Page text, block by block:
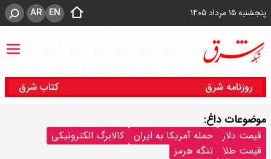
پنجشنبه ۱۵ مرداد ۱۴۰۵ EN
AR
روزنامه شرق کتاب شرق
موضوعات داغ:
قیمت دلار حمله آمریکا به ایران
کالابرگ الکترونیکی
قیمت طلا
تنگه هرمز